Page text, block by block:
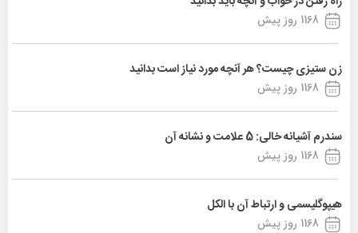
1168 روز پیش
زن ستیزی چیست؟ هر آنچه مورد نیاز است بدانید
1168 روز پیش
سندرم آشیانه خالی: 5 علامت و نشانه آن
1168 روز پیش
هیپوگلیسمی و ارتباط آن با الکل
1168 روز پیش